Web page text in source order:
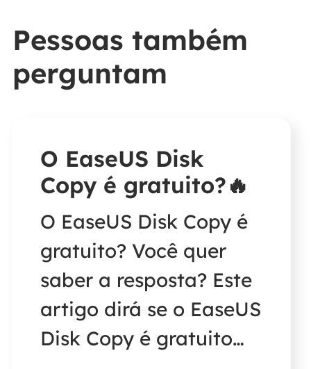
Pessoas também
perguntam
O EaseUS Disk
Copy é gratuito?🔥
O EaseUS Disk Copy é
gratuito? Você quer
saber a resposta? Este
artigo dirá se o EaseUS
Disk Copy é gratuito